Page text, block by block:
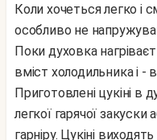
Коли хочеться легко і смачно перекусити, але
особливо не
Поки духовка
вміст холодильника і
Приготовлені цукіні в
легкої гарячої
гарніру. Цукіні